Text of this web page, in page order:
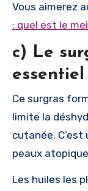
Vous aimerez
: quel est le
c) Le
essentiel
Ce surgras
limite la
cutanée.
peaux
Les huiles les